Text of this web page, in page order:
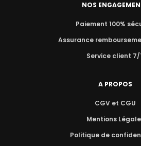
NOS
Paiement 100%
Assurance
Service client 7/
A PROPOS
CGV et CGU
Mentions
Politique de